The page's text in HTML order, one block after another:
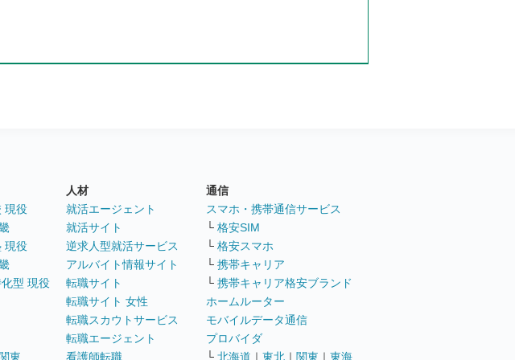
現役
現役
型 現役
東
人材
就活エージェント
就活サイト
逆求人型就活サービス
アルバイト情報サイト
転職サイト
転職サイト 女性
転職スカウトサービス
転職エージェント
看護師転職
通信
スマホ・携帯通信サービス
└ 格安SIM
└ 格安スマホ
└ 携帯キャリア
└ 携帯キャリア格安ブランド
ホームルーター
モバイルデータ通信
プロバイダ
└ 北海道 ｜ 東北 ｜ 関東 ｜ 東海